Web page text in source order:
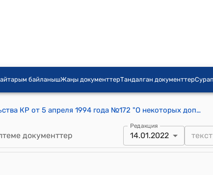
байланышЖаңы документтерТандалган документтер
Постановление Правительства КР от 5 апреля 1994 года №172 "О некоторых дополнительных мерах по укреплению доходной части бюджета"
документтер
Редакция
14.01.2022